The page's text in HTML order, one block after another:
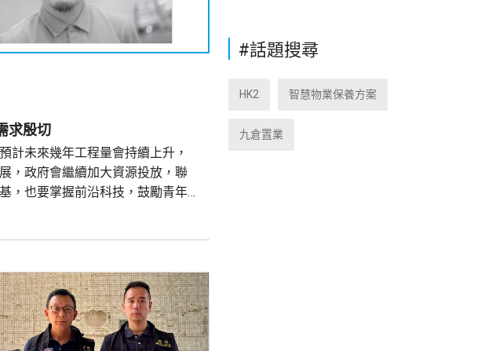
求殷切
計未來幾年工程量會持續上升，
，政府會繼續加大資源投放，聯
，也要掌握前沿科技，鼓勵青年
動致詞時指，建造業界近年積極
#話題搜尋
HK2 智慧物業保養方案
九倉置業